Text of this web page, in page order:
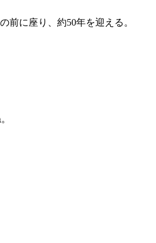
前に座り、約50年を迎える。